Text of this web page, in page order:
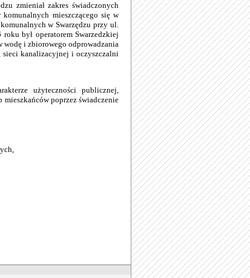
zmieniał zakres świadczonych
mieszczącego się w
w Swarzędzu przy ul.
był operatorem Swarzedzkiej
i zbiorowego odprowadzania
sieci kanalizacyjnej i oczyszczalni
użyteczności publicznej,
poprzez świadczenie